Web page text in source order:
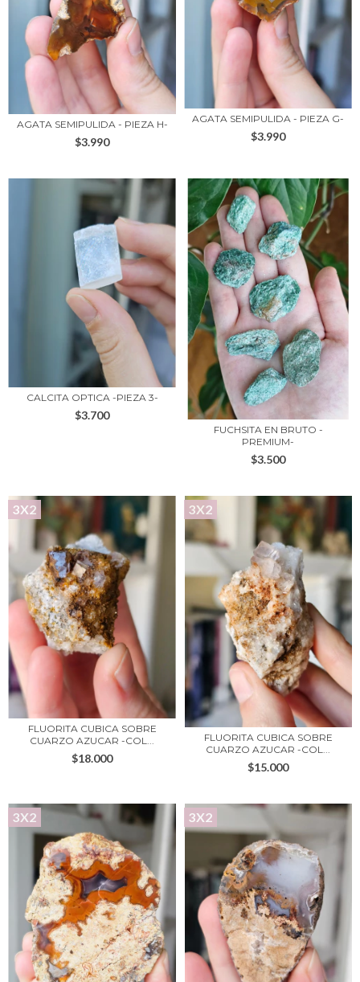
AGATA SEMIPULIDA - PIEZA H-
$3.990
AGATA SEMIPULIDA - PIEZA G-
$3.990
CALCITA OPTICA -PIEZA 3-
$3.700
FUCHSITA EN BRUTO -
PREMIUM-
$3.500
3X2
FLUORITA CUBICA SOBRE
CUARZO AZUCAR -COL...
$18.000
3X2
FLUORITA CUBICA SOBRE
CUARZO AZUCAR -COL...
$15.000
3X2 3X2